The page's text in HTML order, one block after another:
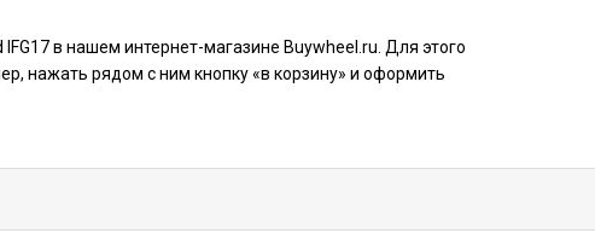
в нашем интернет-магазине Buywheel.ru. Для этого
нажать рядом с ним кнопку «в корзину» и оформить